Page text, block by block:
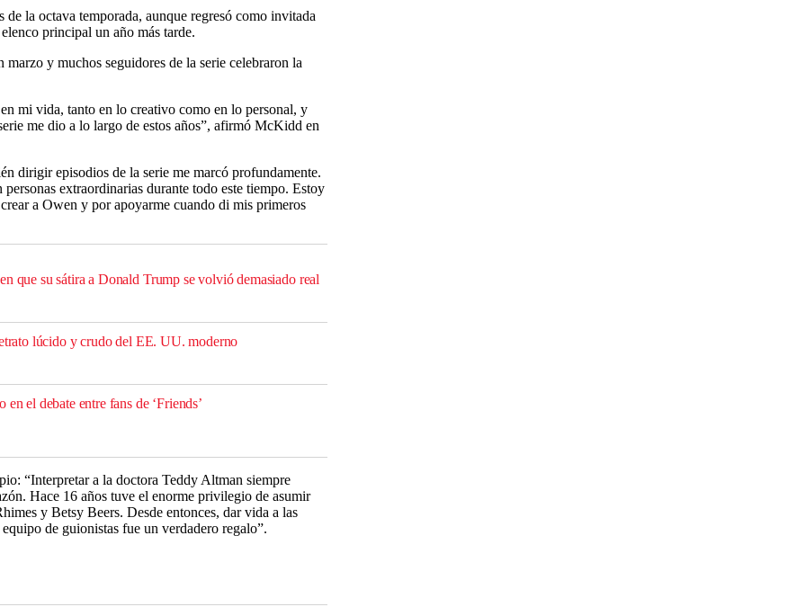
de la octava temporada, aunque regresó como invitada
principal un año más tarde.
y muchos seguidores de la serie celebraron la
mi vida, tanto en lo creativo como en lo personal, y
me dio a lo largo de estos años”, afirmó McKidd en
dirigir episodios de la serie me marcó profundamente.
extraordinarias durante todo este tiempo. Estoy
a Owen y por apoyarme cuando di mis primeros
que su sátira a Donald Trump se volvió demasiado real
lúcido y crudo del EE. UU. moderno
el debate entre fans de ‘Friends’
“Interpretar a la doctora Teddy Altman siempre
Hace 16 años tuve el enorme privilegio de asumir
y Betsy Beers. Desde entonces, dar vida a las
de guionistas fue un verdadero regalo”.